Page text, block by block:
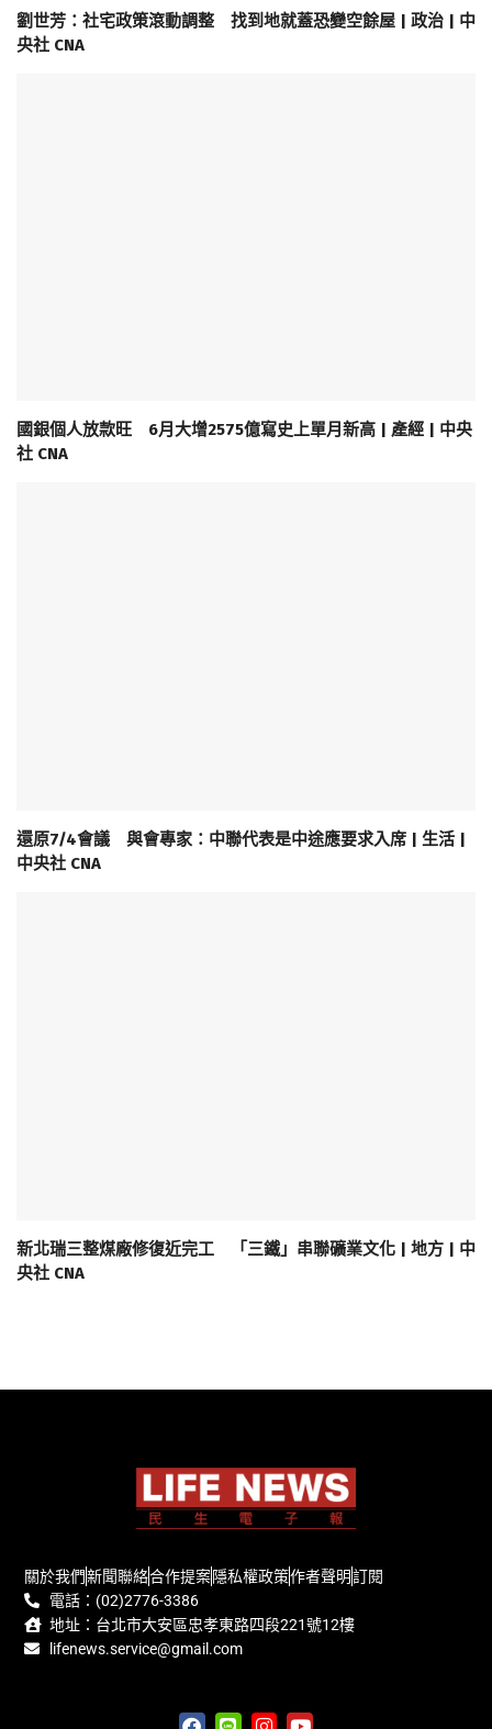
劉世芳：社宅政策滾動調整 找到地就蓋恐變空餘屋 | 政治 | 中
央社 CNA
國銀個人放款旺 6月大增2575億寫史上單月新高 | 產經 | 中央
社 CNA
還原7/4會議 與會專家：中聯代表是中途應要求入席 | 生活 |
中央社 CNA
新北瑞三整煤廠修復近完工 「三鐵」串聯礦業文化 | 地方 | 中
央社 CNA
關於我們新聞聯絡合作提案隱私權政策作者聲明訂閱
電話：(02)2776-3386
地址：台北市大安區忠孝東路四段221號12樓
lifenews.service@gmail.com